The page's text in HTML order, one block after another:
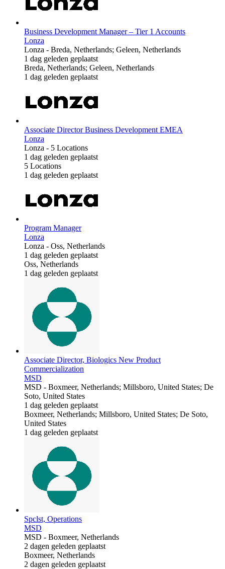
Business Development Manager – Tier 1 Accounts
Lonza
Lonza - Breda, Netherlands; Geleen, Netherlands
1 dag geleden geplaatst
Breda, Netherlands; Geleen, Netherlands
1 dag geleden geplaatst
Associate Director Business Development EMEA
Lonza
Lonza - 5 Locations
1 dag geleden geplaatst
5 Locations
1 dag geleden geplaatst
Program Manager
Lonza
Lonza - Oss, Netherlands
1 dag geleden geplaatst
Oss, Netherlands
1 dag geleden geplaatst
Associate Director, Biologics New Product
Commercialization
MSD
MSD - Boxmeer, Netherlands; Millsboro, United States; De
Soto, United States
1 dag geleden geplaatst
Boxmeer, Netherlands; Millsboro, United States; De Soto,
United States
1 dag geleden geplaatst
Spclst, Operations
MSD
MSD - Boxmeer, Netherlands
2 dagen geleden geplaatst
Boxmeer, Netherlands
2 dagen geleden geplaatst